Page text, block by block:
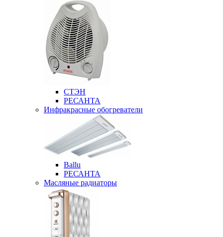
СТЭН
РЕСАНТА
Инфракрасные обогреватели
Ballu
РЕСАНТА
Масляные радиаторы